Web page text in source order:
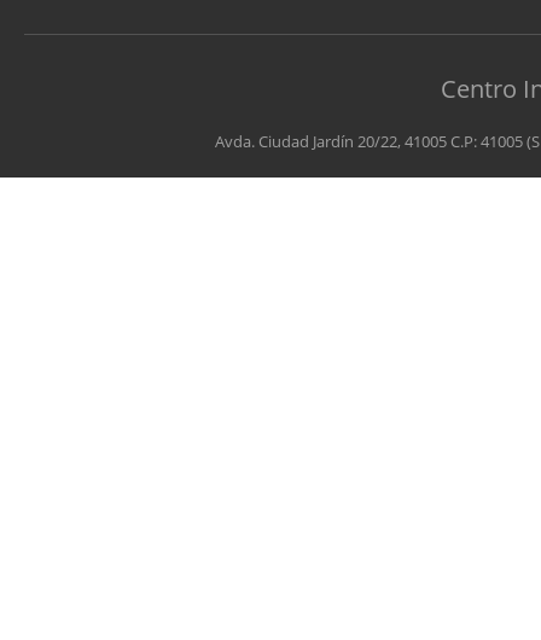
Centro
Avda. Ciudad Jardín 20/22, 41005 C.P: 41005